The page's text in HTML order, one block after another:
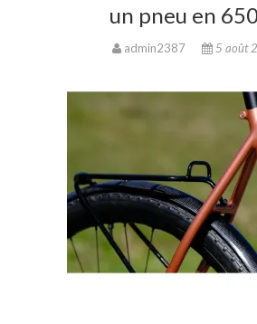
un pneu en
admin2387 5 août